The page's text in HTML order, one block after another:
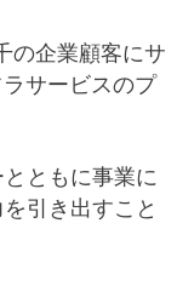
の企業顧客にサ
サービスのプ
ともに事業に
引き出すこと